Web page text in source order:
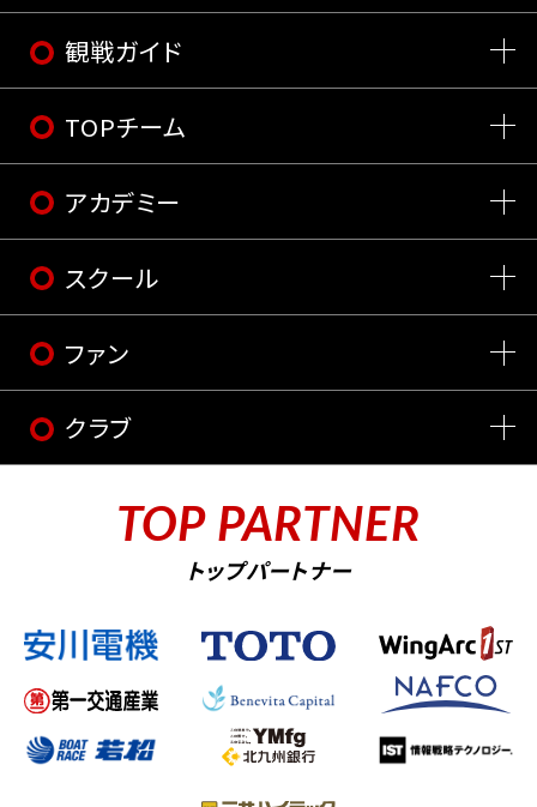
観戦ガイド
TOPチーム
アカデミー
スクール
ファン
クラブ
TOP PARTNER
トップパートナー